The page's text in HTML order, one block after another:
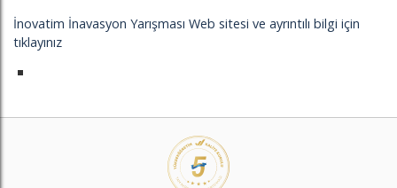
İnovatim İnavasyon Yarışması Web sitesi ve ayrıntılı bilgi için
tıklayınız